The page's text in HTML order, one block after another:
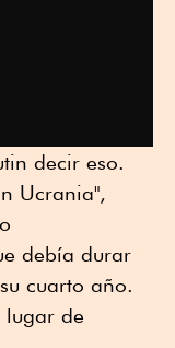
decir eso.
Ucrania",
debía durar
cuarto año.
lugar de